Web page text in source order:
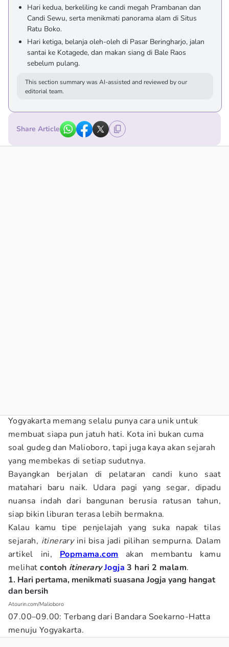
Hari kedua, berkeliling ke candi megah Prambanan dan
Candi Sewu, serta menikmati panorama alam di Situs
Ratu Boko.
Hari ketiga, belanja oleh-oleh di Pasar Beringharjo, jalan
santai ke Kotagede, dan makan siang di Bale Raos
sebelum pulang.
This section summary was AI-assisted and reviewed by our
editorial team.
Share Article
Yogyakarta memang selalu punya cara unik untuk
membuat siapa pun jatuh hati. Kota ini bukan cuma
soal gudeg dan Malioboro, tapi juga kaya akan sejarah
yang membekas di setiap sudutnya.
Bayangkan berjalan di pelataran candi kuno saat
matahari baru naik. Udara pagi yang segar, dipadu
nuansa indah dari bangunan berusia ratusan tahun,
siap bikin liburan terasa lebih bermakna.
Kalau kamu tipe penjelajah yang suka napak tilas
sejarah, itinerary ini bisa jadi pilihan sempurna. Dalam
artikel ini, Popmama.com akan membantu kamu
melihatcontoh itineraryJogja 3 hari 2 malam.
1. Hari pertama, menikmati suasana Jogja yang hangat
dan bersih
Atourin.com/Malioboro
07.00–09.00: Terbang dari Bandara Soekarno-Hatta
menuju Yogyakarta.